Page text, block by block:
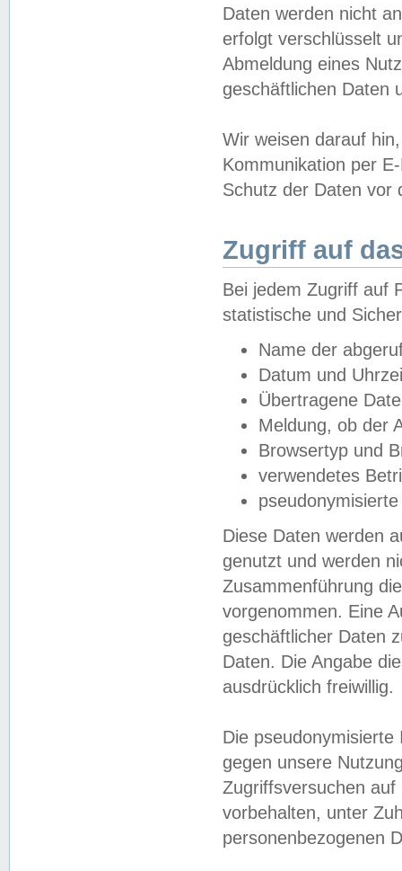
Daten werden nicht
erfolgt verschlüsselt
Abmeldung eines
geschäftlichen Daten
Wir weisen darauf
Kommunikation per
Schutz der Daten vor
Zugriff auf
Bei jedem Zugriff auf
statistische und
Name der
Datum und
Übertragene
Meldung, ob der
Browsertyp und
verwendetes
Diese Daten werden
genutzt und werden
Zusammenführung
vorgenommen. Eine
geschäftlicher Daten
Daten. Die Angabe
ausdrücklich freiwillig.
Die
gegen unsere
Zugriffsversuchen
vorbehalten, unter
personenbezogenen